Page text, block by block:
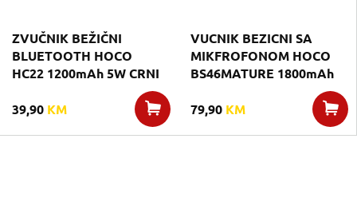
ZVUČNIK BEŽIČNI
BLUETOOTH HOCO
HC22 1200mAh 5W CRNI
39,90 KM
VUCNIK BEZICNI SA
MIKFROFONOM HOCO
BS46MATURE 1800mAh
79,90 KM